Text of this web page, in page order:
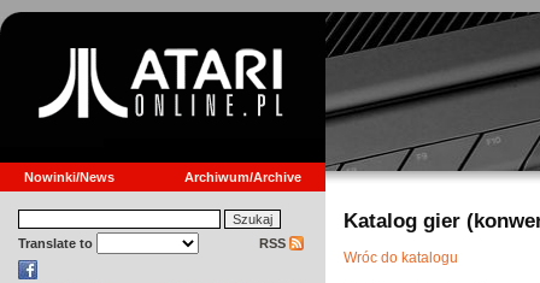
Nowinki/News Archiwum/Archive
Translate to RSS
Katalog gier
Wróc do katalogu